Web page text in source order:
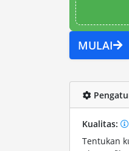
MULAI
Kualitas:
Tentukan